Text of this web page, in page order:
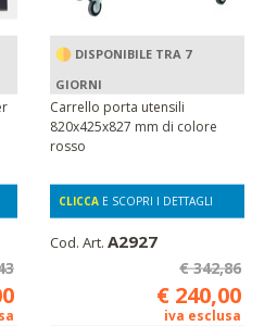
DISPONIBILE TRA 7
GIORNI
Carrello porta utensili
820x425x827 mm di colore
rosso
CLICCA E SCOPRI I DETTAGLI
Cod. Art. A2927
€ 342,86
€ 240,00
iva esclusa